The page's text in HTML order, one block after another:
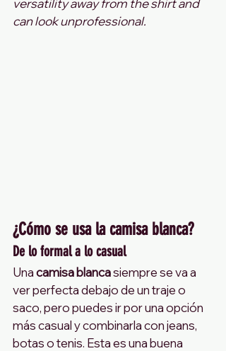
versatility away from the shirt and
can look unprofessional.
¿Cómo se usa la camisa blanca?
De lo formal a lo casual
Una camisa blanca siempre se va a
ver perfecta debajo de un traje o
saco, pero puedes ir por una opción
más casual y combinarla con jeans,
botas o tenis. Esta es una buena